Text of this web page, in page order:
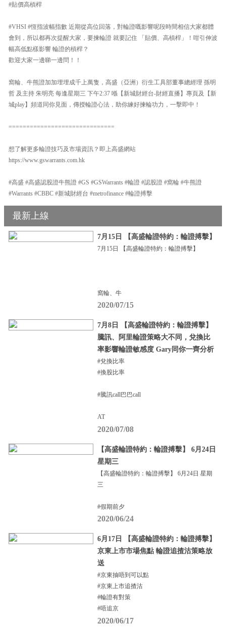
#貼價高槓桿
#VHSI #恆指波幅指數 近期從高位回落，對輪證嘅影響呢段時間相信大家都體
會到，所以都再次提醒大家，要揀輪證 就要記住 「貼價、高槓桿」！咁引伸波
幅高低點樣影響 輪證的槓桿？
歡迎大家一邊睇一邊問！！
窩輪、牛熊證加加埋埋成千上萬隻，高盛（亞洲）衍生工具部董事總經理 孫明
哲 及主持 朱明亮 每逢星期三 下午2:37 喺【新城財經台-財經直播】專頁及【新
城play】頻道同你見面，傳授輪證心法，助你練好揀輪功力，一擊即中！
==============================
想了解更多輪證技巧及市場資訊？即上高盛網站
https://www.gswarrants.com.hk
#高盛 #高盛認股證牛熊證 #GS #GSWarrants #輪證 #認股證 #窩輪 #牛熊證
#Warrants #CBBC #新城財經台 #metrofinance #輪證搏擊
最新上線
7月15日 【高盛輪證特約：輪證搏擊】
7月15日 【高盛輪證特約：輪證搏擊】
窩輪、牛
2020/07/15
7月8日 【高盛輪證特約：輪證搏擊】
騰訊、阿里輪證策略大不同，兌換比
率影響輪證敏感度 Gary同你一齊分析
#兌換比率
#換股比率
#騰訊call巴巴call
AT
2020/07/08
【高盛輪證特約：輪證搏擊】 6月24日
星期三
【高盛輪證特約：輪證搏擊】 6月24日 星期
三
#假期前夕
2020/06/24
6月17日 【高盛輪證特約：輪證搏擊】
京東上市市場焦點 輪證追揸沽策略放
送
#京東抽唔到可以點
#京東上市追揸沽
#輪證有對策
#唔追京
2020/06/17